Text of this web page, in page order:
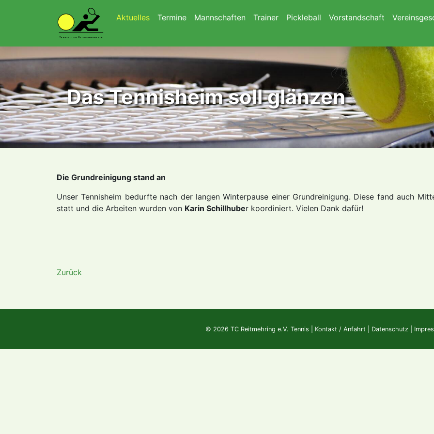
Navigation überspringen
Aktuelles Termine Mannschaften Trainer Pickleball Vorstandschaft
Das Tennisheim soll glänzen
Die Grundreinigung stand an
Unser Tennisheim bedurfte nach der langen Winterpause einer Grundreinigung. Diese fand auch
statt und die Arbeiten wurden von Karin Schillhuber koordiniert. Vielen Dank dafür!
Zurück
© 2026 TC Reitmehring e.V. Tennis | Kontakt / Anfahrt Datenschutz|